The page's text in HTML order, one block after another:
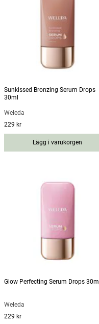
Sunkissed Bronzing Serum Drops
30ml
Weleda
Pris:
229 kr
Lägg i varukorgen
Glow Perfecting Serum Drops 30ml
Weleda
Pris:
229 kr